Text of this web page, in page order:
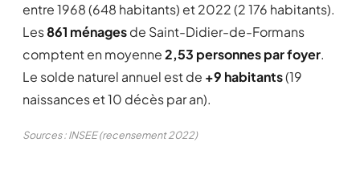
entre 1968 (648 habitants) et 2022 (2 176 habitants).
Les861 ménagesde Saint-Didier-de-Formans
comptent en moyenne2,53 personnes par foyer.
Le solde naturel annuel est de +9 habitants(19
naissances et 10 décès par an).
Sources : INSEE (recensement 2022)